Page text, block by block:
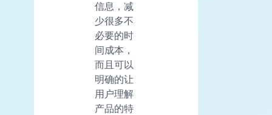
信息，减
少很多不
必要的时
间成本，
而且可以
明确的让
用户理解
产品的特